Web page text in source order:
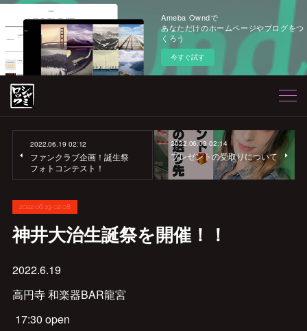
Ameba Owndで
あなただけのホームページやブログをつ
くろう
今すぐ試す
2022.06.19 02:12
ファンクラブ企画！誕生祭
フォトコンテスト！
2022.06.03 02:14
プレゼントの受取りについて
2022.06.19 02:08
神井大治生誕祭を開催！！
2022.6.19
高円寺 和楽器BAR龍宮
17:30 open